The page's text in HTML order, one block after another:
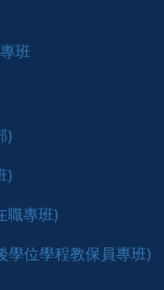
班
)
)
職專班)
學位學程教保員專班)